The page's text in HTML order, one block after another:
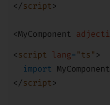
</script>
<MyComponent
<script lang= "ts" >
import MyComponent
</script>